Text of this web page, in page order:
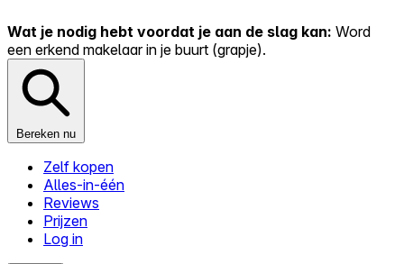
Wat je nodig hebt voordat je aan de slag kan: Word
een erkend makelaar in je buurt (grapje).
Bereken nu
Zelf kopen
Alles-in-één
Reviews
Prijzen
Log in